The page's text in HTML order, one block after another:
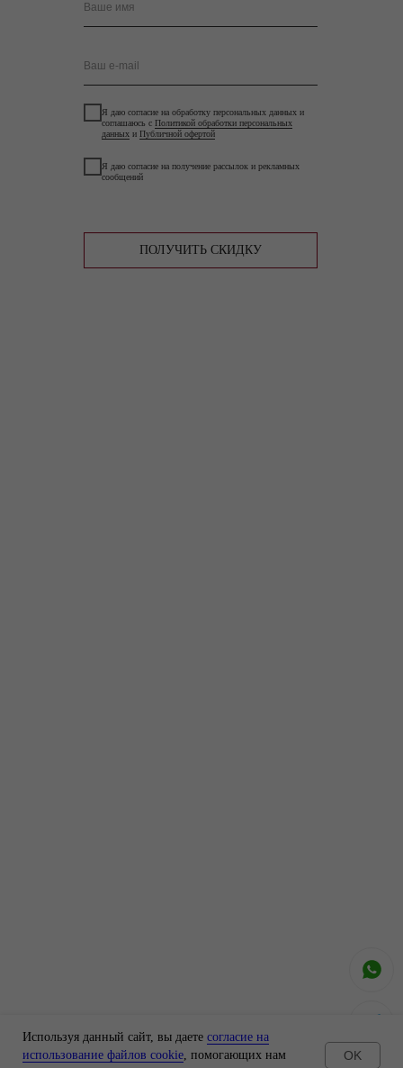
Используя данный сайт, вы даете согласие на
использование файлов cookie, помогающих нам
OK
Ваше имя
Ваш e-mail
Я даю согласие на обработку персональных данных и
соглашаюсь с Политикой обработки персональных
данных и Публичной офертой
Я даю согласие на получение рассылок и рекламных
сообщений
ПОЛУЧИТЬ СКИДКУ